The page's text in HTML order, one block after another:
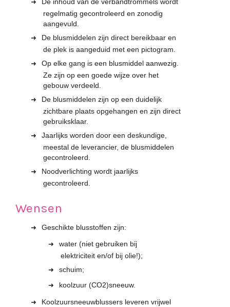
regelmatig gecontroleerd en zonodig
aangevuld.
De blusmiddelen zijn direct bereikbaar en
de plek is aangeduid met een pictogram.
Op elke gang is een blusmiddel aanwezig.
Ze zijn op een goede wijze over het
gebouw verdeeld.
De blusmiddelen zijn op een duidelijk
zichtbare plaats opgehangen en zijn direct
gebruiksklaar.
Jaarlijks worden door een deskundige,
meestal de leverancier, de blusmiddelen
gecontroleerd.
Noodverlichting wordt jaarlijks
gecontroleerd.
Wensen
Geschikte blusstoffen zijn:
water (niet gebruiken bij
elektriciteit en/of bij olie!);
schuim;
koolzuur (CO2)sneeuw.
Koolzuursneeuwblussers leveren vrijwel